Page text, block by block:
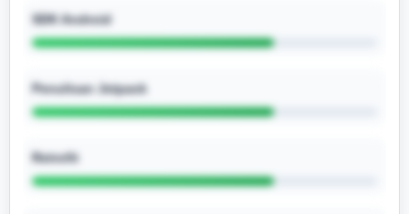
SDK Android
Penulisan Jetpack
Retrofit